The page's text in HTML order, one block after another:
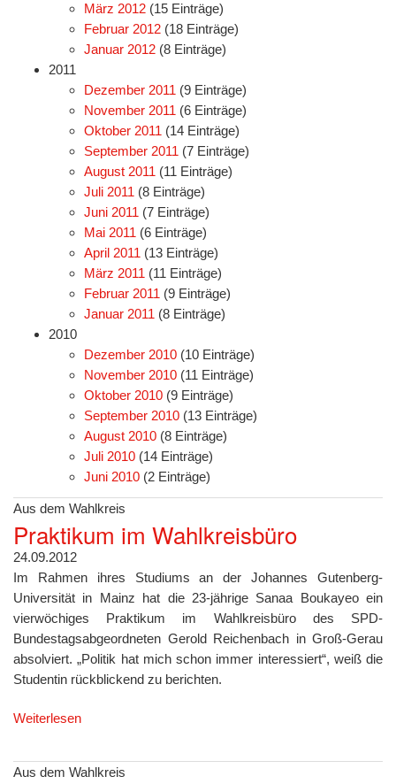
März 2012 (15 Einträge)
Februar 2012 (18 Einträge)
Januar 2012 (8 Einträge)
2011
Dezember 2011 (9 Einträge)
November 2011 (6 Einträge)
Oktober 2011 (14 Einträge)
September 2011 (7 Einträge)
August 2011 (11 Einträge)
Juli 2011 (8 Einträge)
Juni 2011 (7 Einträge)
Mai 2011 (6 Einträge)
April 2011 (13 Einträge)
März 2011 (11 Einträge)
Februar 2011 (9 Einträge)
Januar 2011 (8 Einträge)
2010
Dezember 2010 (10 Einträge)
November 2010 (11 Einträge)
Oktober 2010 (9 Einträge)
September 2010 (13 Einträge)
August 2010 (8 Einträge)
Juli 2010 (14 Einträge)
Juni 2010 (2 Einträge)
Aus dem Wahlkreis
Praktikum im Wahlkreisbüro
24.09.2012
Im Rahmen ihres Studiums an der Johannes Gutenberg-
Universität in Mainz hat die 23-jährige Sanaa Boukayeo ein
vierwöchiges Praktikum im Wahlkreisbüro des SPD-
Bundestagsabgeordneten Gerold Reichenbach in Groß-Gerau
absolviert. „Politik hat mich schon immer interessiert“, weiß die
Studentin rückblickend zu berichten.
Weiterlesen
Aus dem Wahlkreis